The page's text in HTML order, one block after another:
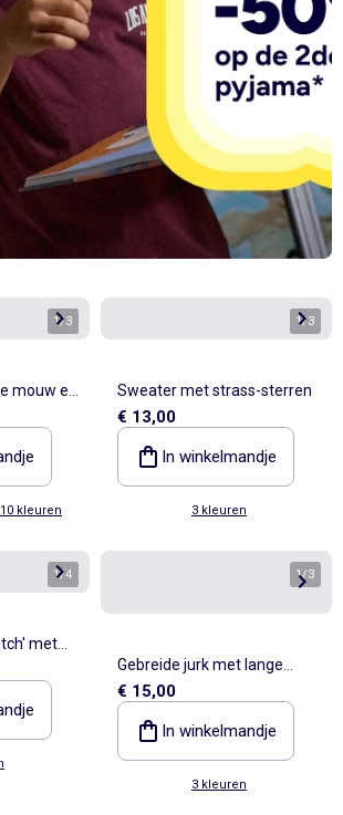
1/3
mouw en
10 kleuren
1/3
Sweater met strass-sterren
€ 13,00
In winkelmandje
3 kleuren
1/4
met
1/3
Gebreide jurk met lange
mouwen en knoopkraag
€ 15,00
In winkelmandje
3 kleuren